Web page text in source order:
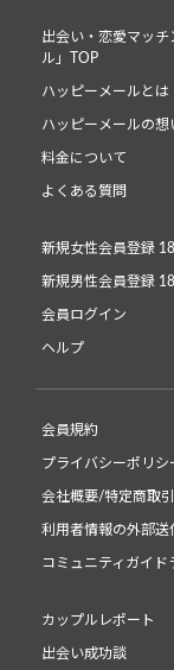
出会い・恋愛マッ
ル」TOP
ハッピーメールとは
ハッピーメールの想
料金について
よくある質問
新規女性会員登録
新規男性会員登録
会員ログイン
ヘルプ
会員規約
プライバシーポリシ
会社概要/特定商取
利用者情報の外部送
コミュニティガイド
カップルレポート
出会い成功談